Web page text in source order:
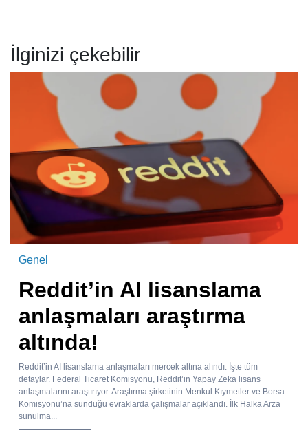
İlginizi çekebilir
Genel
Reddit’in AI lisanslama
anlaşmaları araştırma
altında!
Reddit’in AI lisanslama anlaşmaları mercek altına alındı. İşte tüm
detaylar. Federal Ticaret Komisyonu, Reddit’in Yapay Zeka lisans
anlaşmalarını araştırıyor. Araştırma şirketinin Menkul Kıymetler ve Borsa
Komisyonu’na sunduğu evraklarda çalışmalar açıklandı. İlk Halka Arza
sunulma...